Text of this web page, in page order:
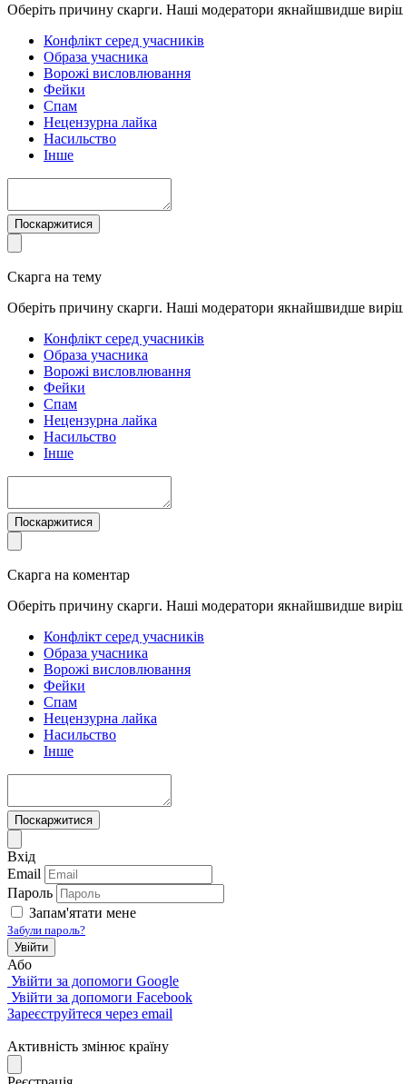
Оберіть причину скарги. Наші модератори якнайшвидше
Конфлікт серед учасників
Образа учасника
Ворожі висловлювання
Фейки
Спам
Нецензурна лайка
Насильство
Інше
Поскаржитися
Скарга на тему
Оберіть причину скарги. Наші модератори якнайшвидше
Конфлікт серед учасників
Образа учасника
Ворожі висловлювання
Фейки
Спам
Нецензурна лайка
Насильство
Інше
Поскаржитися
Скарга на коментар
Оберіть причину скарги. Наші модератори якнайшвидше
Конфлікт серед учасників
Образа учасника
Ворожі висловлювання
Фейки
Спам
Нецензурна лайка
Насильство
Інше
Поскаржитися
Вхід
Email
Пароль
Запам'ятати мене
Забули пароль?
Увійти
Або
Увійти за допомоги Google
Увійти за допомоги Facebook
Зареєструйтеся через email
Активність змінює країну